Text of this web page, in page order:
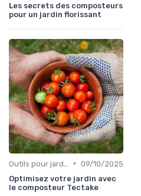
Les secrets des composteurs
pour un jardin florissant
• 09/10/2025
Optimisez votre jardin avec
le composteur Tectake